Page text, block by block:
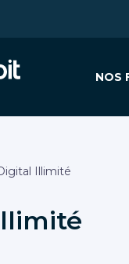
NOS
Illimité